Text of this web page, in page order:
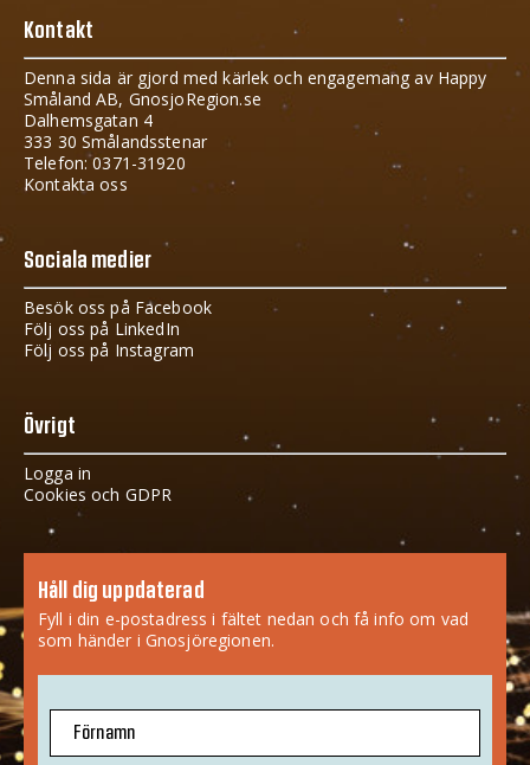
Kontakt
Denna sida är gjord med kärlek och engagemang av Happy
Småland AB, GnosjoRegion.se
Dalhemsgatan 4
333 30 Smålandsstenar
Telefon: 0371-31920
Kontakta oss
Sociala medier
Besök oss på Facebook
Följ oss på LinkedIn
Följ oss på Instagram
Övrigt
Logga in
Cookies och GDPR
Håll dig uppdaterad
Fyll i din e-postadress i fältet nedan och få info om vad
som händer i Gnosjöregionen.
Förnamn